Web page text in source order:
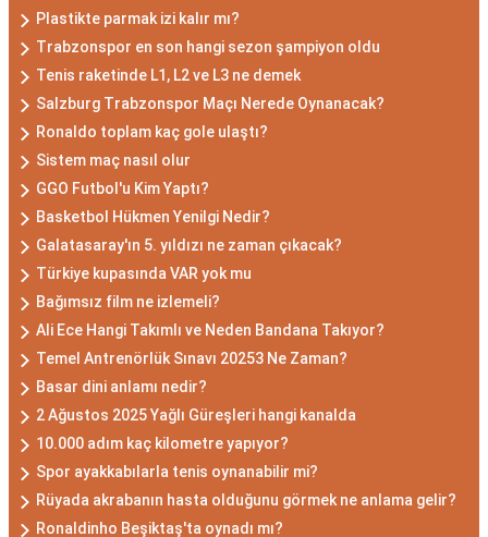
Plastikte parmak izi kalır mı?
Trabzonspor en son hangi sezon şampiyon oldu
Tenis raketinde L1, L2 ve L3 ne demek
Salzburg Trabzonspor Maçı Nerede Oynanacak?
Ronaldo toplam kaç gole ulaştı?
Sistem maç nasıl olur
GGO Futbol'u Kim Yaptı?
Basketbol Hükmen Yenilgi Nedir?
Galatasaray'ın 5. yıldızı ne zaman çıkacak?
Türkiye kupasında VAR yok mu
Bağımsız film ne izlemeli?
Ali Ece Hangi Takımlı ve Neden Bandana Takıyor?
Temel Antrenörlük Sınavı 20253 Ne Zaman?
Basar dini anlamı nedir?
2 Ağustos 2025 Yağlı Güreşleri hangi kanalda
10.000 adım kaç kilometre yapıyor?
Spor ayakkabılarla tenis oynanabilir mi?
Rüyada akrabanın hasta olduğunu görmek ne anlama gelir?
Ronaldinho Beşiktaş'ta oynadı mı?